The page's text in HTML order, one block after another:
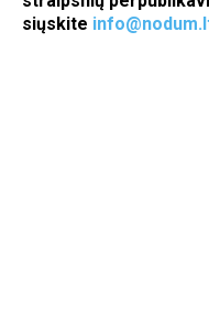
siųskite